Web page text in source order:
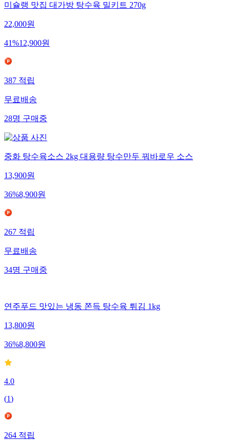
미슐랭 맛집 대가방 탕수육 밀키트 270g
22,000원
41%12,900원
387 적립
무료배송
28명 구매중
중화 탕수육소스 2kg 대용량 탕수만두 꿔바로우 소스
13,900원
36%8,900원
267 적립
무료배송
34명 구매중
연주푸드 맛있는 냉동 쫀득 탕수육 튀김 1kg
13,800원
36%8,800원
4.0
(1)
264 적립